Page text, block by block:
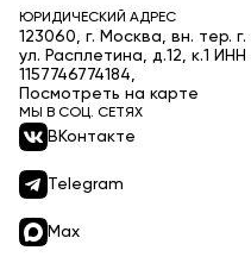
ЮРИДИЧЕСКИЙ АДРЕС
123060, г. Москва, вн. тер.
ул. Расплетина, д.12, к.1
1157746774184,
Посмотреть на карте
МЫ В СОЦ. СЕТЯХ
ВКонтакте
Telegram
Max